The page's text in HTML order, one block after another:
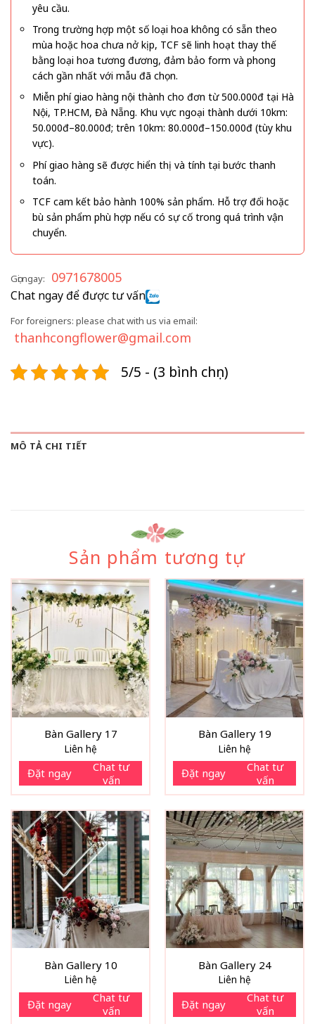
yêu cầu.
Trong trường hợp một số loại hoa không có sẵn theo
mùa hoặc hoa chưa nở kịp, TCF sẽ linh hoạt thay thế
bằng loại hoa tương đương, đảm bảo form và phong
cách gần nhất với mẫu đã chọn.
Miễn phí giao hàng nội thành cho đơn từ 500.000đ tại Hà
Nội, TP.HCM, Đà Nẵng. Khu vực ngoại thành dưới 10km:
50.000đ–80.000đ; trên 10km: 80.000đ–150.000đ (tùy khu
vực).
Phí giao hàng sẽ được hiển thị và tính tại bước thanh
toán.
TCF cam kết bảo hành 100% sản phẩm. Hỗ trợ đổi hoặc
bù sản phẩm phù hợp nếu có sự cố trong quá trình vận
chuyển.
Gọi ngay: 0971678005
Chat ngay để được tư vấn
For foreigners: please chat with us via email:
thanhcongflower@gmail.com
5/5 - (3 bình chọn)
MÔ TẢ CHI TIẾT
Sản phẩm tương tự
Bàn Gallery 17
Liên hệ
Đặt ngay
Chat tư
vấn
Bàn Gallery 19
Liên hệ
Đặt ngay
Chat tư
vấn
Bàn Gallery 10
Liên hệ
Đặt ngay
Chat tư
vấn
Bàn Gallery 24
Liên hệ
Đặt ngay
Chat tư
vấn